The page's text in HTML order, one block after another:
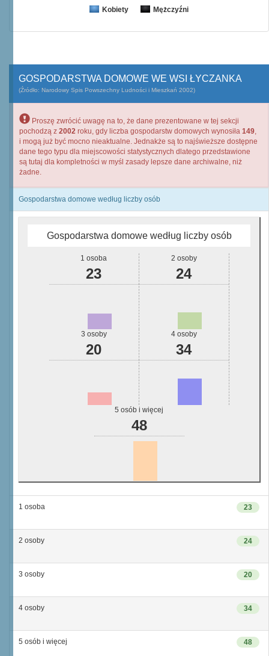
Kobiety Mężczyźni
GOSPODARSTWA DOMOWE WE WSI ŁYCZANKA
(Źródło: Narodowy Spis Powszechny Ludności i Mieszkań 2002)
Proszę zwrócić uwagę na to, że dane prezentowane w tej sekcji
pochodzą z 2002 roku, gdy liczba gospodarstw domowych wynosiła 149,
i mogą już być mocno nieaktualne. Jednakże są to najświeższe dostępne
dane tego typu dla miejscowości statystycznych dlatego przedstawione
są tutaj dla kompletności w myśl zasady lepsze dane archiwalne, niż
żadne.
Gospodarstwa domowe według liczby osób
Gospodarstwa domowe według liczby osób
1 osoba
23
2 osoby
24
3 osoby
20
4 osoby
34
5 osób i więcej
48
23
1 osoba
24
2 osoby
20
3 osoby
34
4 osoby
48
5 osób i więcej